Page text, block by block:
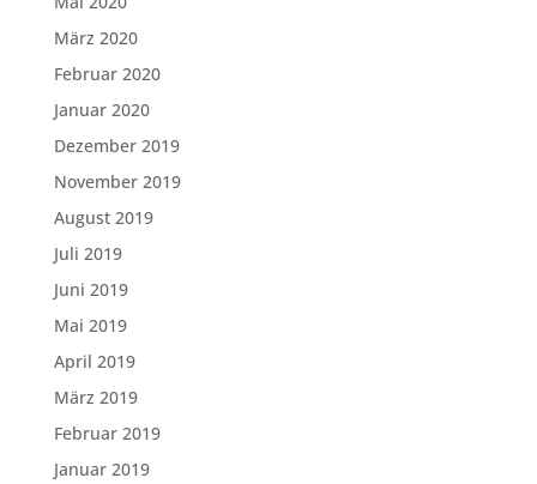
März 2020
Februar 2020
Januar 2020
Dezember 2019
November 2019
August 2019
Juli 2019
Juni 2019
Mai 2019
April 2019
März 2019
Februar 2019
Januar 2019